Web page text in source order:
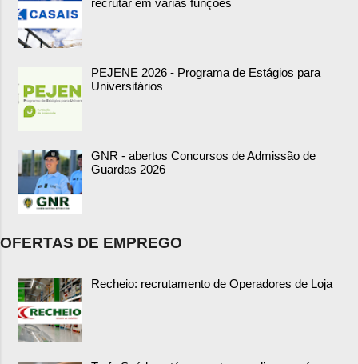
PEJENE 2026 - Programa de Estágios para
Universitários
GNR - abertos Concursos de Admissão de
Guardas 2026
OFERTAS DE EMPREGO
Recheio: recrutamento de Operadores de Loja